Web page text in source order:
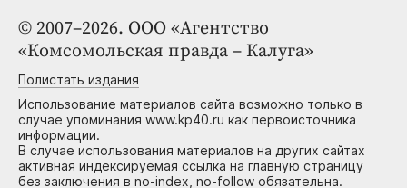
© 2007–2026. ООО «Агентство
«Комсомольская правда – Калуга»
Полистать издания
Использование материалов сайта возможно только в
случае упоминания www.kp40.ru как первоисточника
информации.
В случае использования материалов на других сайтах
активная индексируемая ссылка на главную страницу
без заключения в no-index, no-follow обязательна.